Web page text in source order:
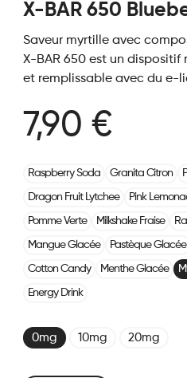
X-BAR 650
Saveur myrtille avec
X-BAR 650 est un dispositif
et remplissable avec du e-
7,90 €
Raspberry Soda Granita Citron
Dragon Fruit Lytchee Pink
Pomme Verte Milkshake Fraise
Mangue Glacée Pastèque Glacée
Cotton Candy Menthe Glacée
Energy Drink
0mg 10mg 20mg